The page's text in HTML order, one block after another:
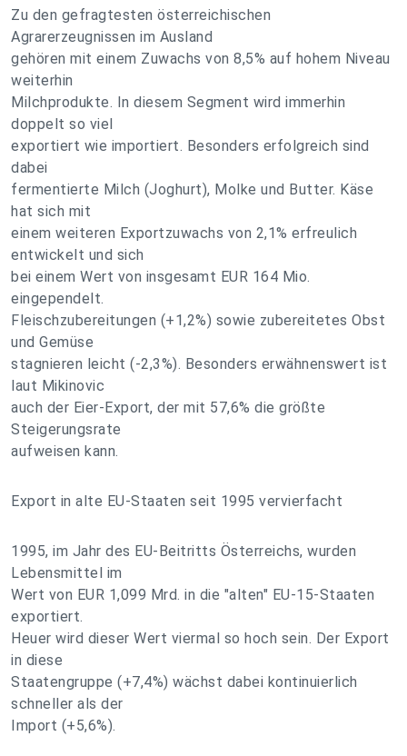
Zu den gefragtesten österreichischen
Agrarerzeugnissen im Ausland
gehören mit einem Zuwachs von 8,5% auf hohem Niveau
weiterhin
Milchprodukte. In diesem Segment wird immerhin
doppelt so viel
exportiert wie importiert. Besonders erfolgreich sind
dabei
fermentierte Milch (Joghurt), Molke und Butter. Käse
hat sich mit
einem weiteren Exportzuwachs von 2,1% erfreulich
entwickelt und sich
bei einem Wert von insgesamt EUR 164 Mio.
eingependelt.
Fleischzubereitungen (+1,2%) sowie zubereitetes Obst
und Gemüse
stagnieren leicht (-2,3%). Besonders erwähnenswert ist
laut Mikinovic
auch der Eier-Export, der mit 57,6% die größte
Steigerungsrate
aufweisen kann.
Export in alte EU-Staaten seit 1995 vervierfacht
1995, im Jahr des EU-Beitritts Österreichs, wurden
Lebensmittel im
Wert von EUR 1,099 Mrd. in die "alten" EU-15-Staaten
exportiert.
Heuer wird dieser Wert viermal so hoch sein. Der Export
in diese
Staatengruppe (+7,4%) wächst dabei kontinuierlich
schneller als der
Import (+5,6%).